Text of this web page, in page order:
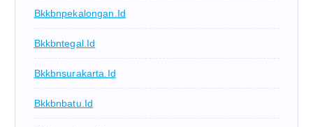
Bkkbnpekalongan.id
Bkkbntegal.id
Bkkbnsurakarta.id
Bkkbnbatu.id